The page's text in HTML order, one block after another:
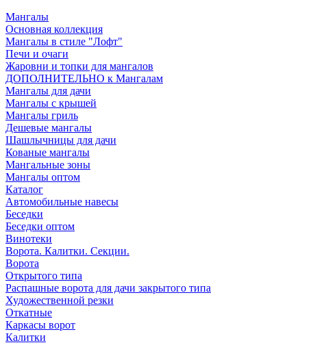
Мангалы
Основная коллекция
Мангалы в стиле "Лофт"
Печи и очаги
Жаровни и топки для мангалов
ДОПОЛНИТЕЛЬНО к Мангалам
Мангалы для дачи
Мангалы с крышей
Мангалы гриль
Дешевые мангалы
Шашлычницы для дачи
Кованые мангалы
Мангальные зоны
Мангалы оптом
Каталог
Автомобильные навесы
Беседки
Беседки оптом
Винотеки
Ворота. Калитки. Секции.
Ворота
Открытого типа
Распашные ворота для дачи закрытого типа
Художественной резки
Откатные
Каркасы ворот
Калитки